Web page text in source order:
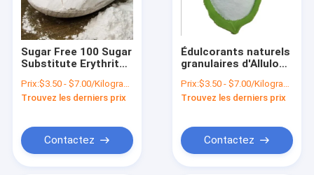
Sugar Free 100 Sugar
Substitute Erythritol
Ingredients naturel
Cas 149-32-6 Msds
Prix:$3.50 - $7.00/Kilograms
Trouvez les derniers prix
Contactez
Édulcorants naturels
granulaires d'Allulose
Nummer cuire au
four 551-68-8
Prix:$3.50 - $7.00/Kilograms
Trouvez les derniers prix
Contactez